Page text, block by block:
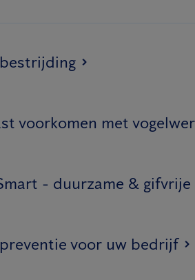
voorkomen met
- duurzame &
voor uw bedrijf